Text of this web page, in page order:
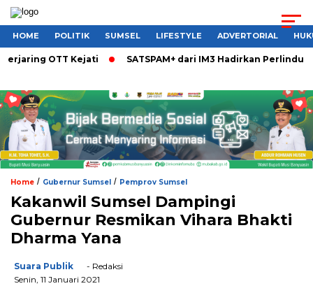
HOME POLITIK SUMSEL LIFESTYLE ADVERTORIAL
Kejati SATSPAM+ dari IM3 Hadirkan Perlindungan
Home / Gubernur Sumsel / Pemprov Sumsel
Kakanwil Sumsel Dampingi
Gubernur Resmikan Vihara Bhakti
Dharma Yana
Suara Publik
- Redaksi
Senin, 11 Januari 2021